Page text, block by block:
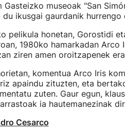
Gasteizko museoak "San
du ikusgai gaurdanik hurrengo
pelikula honetan, Gorostidi
1980ko hamarkadan
ziren amen oroitzapenek
komentua Arco Iris
apaindu zituzten, eta
zuten. Gaur egun,
ia hautemanezinak
Cesarco